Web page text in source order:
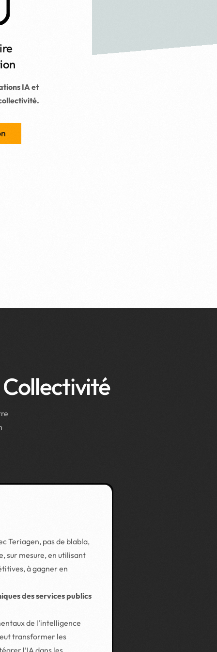
IA et
Teriagen, pas de blabla,
sur mesure, en utilisant
à gagner en
des services publics
de l’intelligence
transformer les